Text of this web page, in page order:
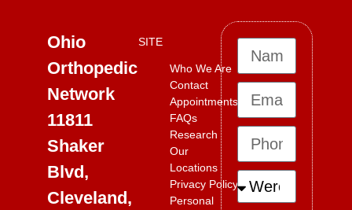
Ohio
Orthopedic
Network
11811
Shaker
Blvd,
Cleveland,
SITE
Who We Are
Contact
Appointments
FAQs
Research
Our
Locations
Privacy Policy
Personal